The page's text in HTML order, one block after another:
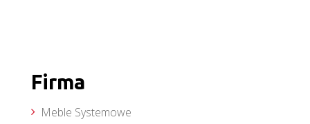
Firma
Meble Systemowe